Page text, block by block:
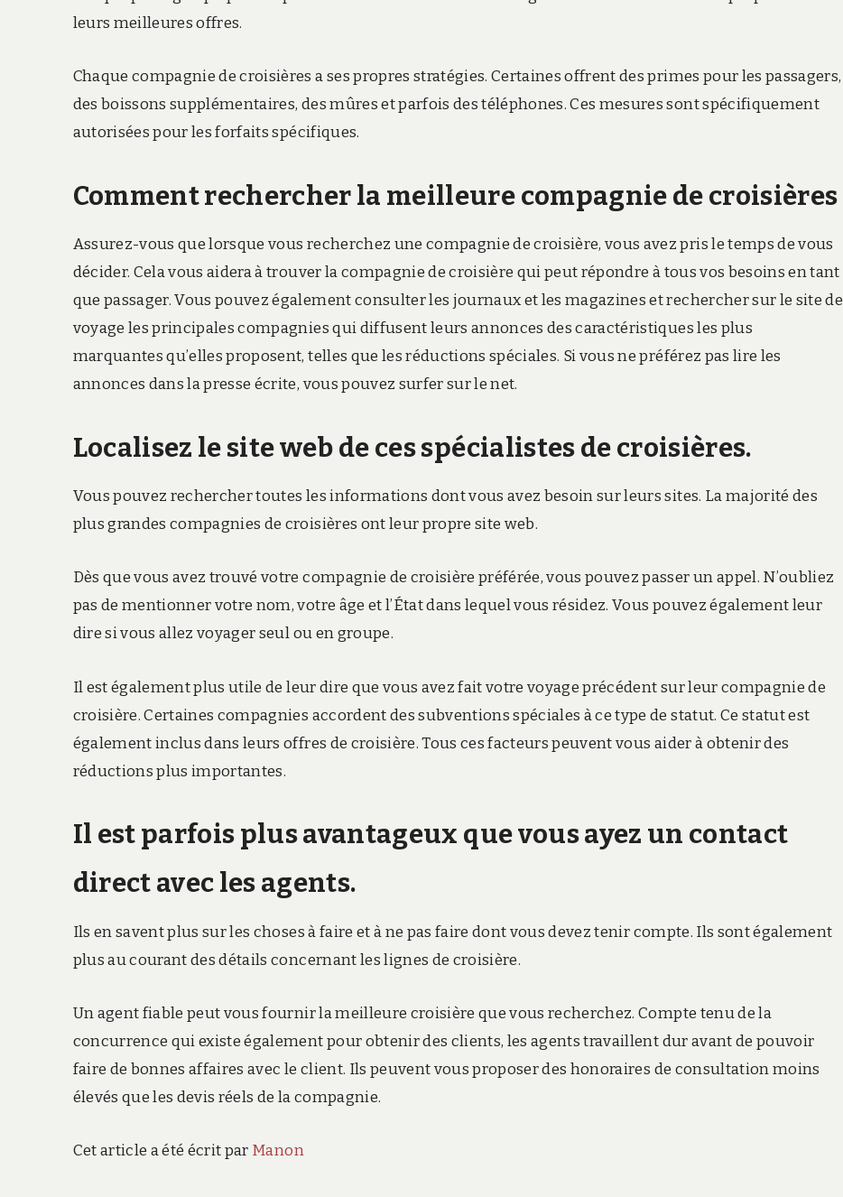
leurs meilleures offres.
Chaque compagnie de croisières a ses propres stratégies. Certaines offrent des primes pour les passagers,
des boissons supplémentaires, des mûres et parfois des téléphones. Ces mesures sont spécifiquement
autorisées pour les forfaits spécifiques.
Comment rechercher la meilleure compagnie de croisières
Assurez-vous que lorsque vous recherchez une compagnie de croisière, vous avez pris le temps de vous
décider. Cela vous aidera à trouver la compagnie de croisière qui peut répondre à tous vos besoins en tant
que passager. Vous pouvez également consulter les journaux et les magazines et rechercher sur le site de
voyage les principales compagnies qui diffusent leurs annonces des caractéristiques les plus
marquantes qu’elles proposent, telles que les réductions spéciales. Si vous ne préférez pas lire les
annonces dans la presse écrite, vous pouvez surfer sur le net.
Localisez le site web de ces spécialistes de croisières.
Vous pouvez rechercher toutes les informations dont vous avez besoin sur leurs sites. La majorité des
plus grandes compagnies de croisières ont leur propre site web.
Dès que vous avez trouvé votre compagnie de croisière préférée, vous pouvez passer un appel. N’oubliez
pas de mentionner votre nom, votre âge et l’État dans lequel vous résidez. Vous pouvez également leur
dire si vous allez voyager seul ou en groupe.
Il est également plus utile de leur dire que vous avez fait votre voyage précédent sur leur compagnie de
croisière. Certaines compagnies accordent des subventions spéciales à ce type de statut. Ce statut est
également inclus dans leurs offres de croisière. Tous ces facteurs peuvent vous aider à obtenir des
réductions plus importantes.
Il est parfois plus avantageux que vous ayez un contact
direct avec les agents.
Ils en savent plus sur les choses à faire et à ne pas faire dont vous devez tenir compte. Ils sont également
plus au courant des détails concernant les lignes de croisière.
Un agent fiable peut vous fournir la meilleure croisière que vous recherchez. Compte tenu de la
concurrence qui existe également pour obtenir des clients, les agents travaillent dur avant de pouvoir
faire de bonnes affaires avec le client. Ils peuvent vous proposer des honoraires de consultation moins
élevés que les devis réels de la compagnie.
Cet article a été écrit par Manon